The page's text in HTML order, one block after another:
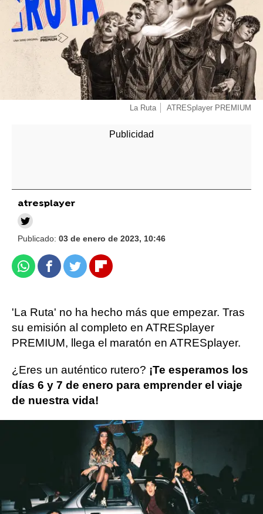
La Ruta ATRESplayer PREMIUM
atresplayer
Publicado: 03 de enero de 2023, 10:46
WhatsappFacebook
TwitterFlipboard
'La Ruta' no ha hecho más que empezar. Tras
su emisión al completo en ATRESplayer
PREMIUM, llega el maratón en ATRESplayer.
¿Eres un auténtico rutero? ¡Te esperamos los
días 6 y 7 de enero para emprender el viaje
de nuestra vida!
El viernes, 6 de enero, comenzaremos con el
capítulo 1 de 'La Ruta' a las 17 horas y
continuaremos hasta 'Más de La Ruta: El
documental' a las 00:15 horas.